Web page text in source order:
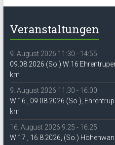
Veranstaltungen
9. August 2026 11:30 - 14:55
09.08.2026 (So.) W 16
km
9. August 2026 11:30 - 16:00
W 16 , 09.08.2026 (So.),
km
16. August 2026 9:25 - 16:25
W 17 , 16.8.2026, (So.)